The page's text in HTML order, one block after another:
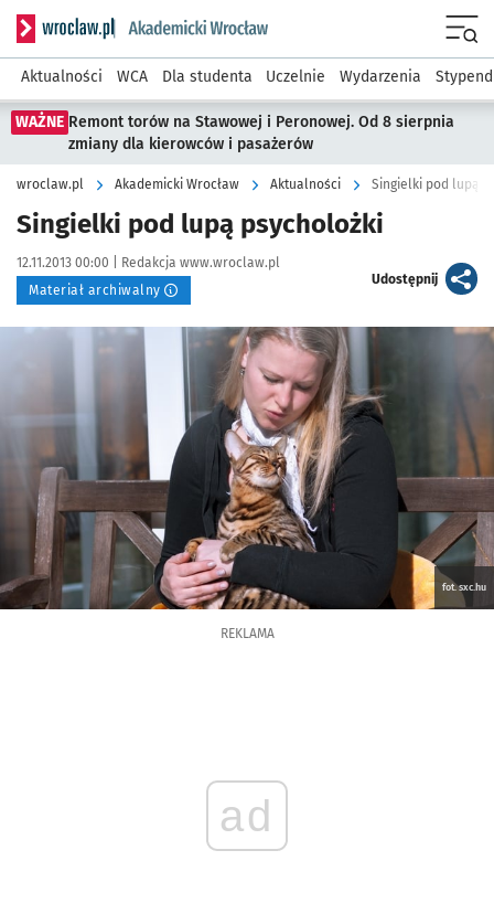
Serwis informacyjny wroclaw.pl podserwis: Akademicki
Aktualności WCA Dla studenta Uczelnie Wydarzenia
WAŻNE Remont torów na Stawowej i Peronowej. Od 8 sierpnia
zmiany dla kierowców i pasażerów
wroclaw.pl Akademicki Wrocław Aktualności Singielki pod lupą
Singielki pod lupą psycholożki
Data publikacji:
12.11.2013 00:00 | Autor:
Redakcja www.wroclaw.pl
Materiał archiwalny
Udostępnijartykuł
Kliknij, aby powiększyć
fot. sxc.hu
REKLAMA
ad